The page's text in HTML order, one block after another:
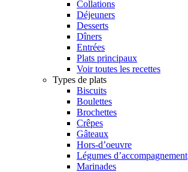
Collations
Déjeuners
Desserts
Dîners
Entrées
Plats principaux
Voir toutes les recettes
Types de plats
Biscuits
Boulettes
Brochettes
Crêpes
Gâteaux
Hors-d’oeuvre
Légumes d’accompagnement
Marinades